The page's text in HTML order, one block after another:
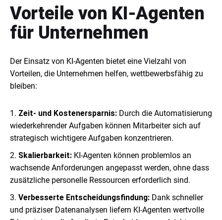
Vorteile von KI-Agenten
für Unternehmen
Der Einsatz von KI-Agenten bietet eine Vielzahl von
Vorteilen, die Unternehmen helfen, wettbewerbsfähig zu
bleiben:
Zeit- und Kostenersparnis: Durch die Automatisierung
wiederkehrender Aufgaben können Mitarbeiter sich auf
strategisch wichtigere Aufgaben konzentrieren.
Skalierbarkeit: KI-Agenten können problemlos an
wachsende Anforderungen angepasst werden, ohne dass
zusätzliche personelle Ressourcen erforderlich sind.
Verbesserte Entscheidungsfindung: Dank schneller
und präziser Datenanalysen liefern KI-Agenten wertvolle